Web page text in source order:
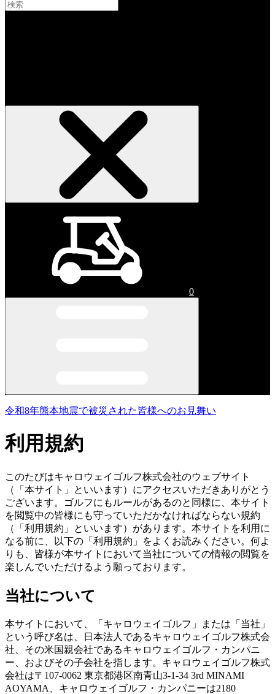
0
令和8年熊本地震で被災された皆様へのお見舞い
利用規約
このたびはキャロウェイゴルフ株式会社のウェブサイト
（「本サイト」といいます）にアクセスいただきありがとう
ございます。ゴルフにもルールがあるのと同様に、本サイト
を閲覧中の皆様にも守っていただかなければならない規約
（「利用規約」といいます）があります。本サイトを利用に
なる前に、以下の「利用規約」をよくお読みください。何よ
りも、皆様が本サイトにおいて当社についての情報の閲覧を
楽しんでいただけるよう願っております。
当社について
本サイトにおいて、「キャロウェイゴルフ」または「当社」
という呼び名は、日本法人であるキャロウェイゴルフ株式会
社、その米国親会社であるキャロウェイゴルフ・カンパニ
ー、およびその子会社を指します。キャロウェイゴルフ株式
会社は〒107-0062 東京都港区南青山3-1-34 3rd MINAMI
AOYAMA、キャロウェイゴルフ・カンパニーは2180